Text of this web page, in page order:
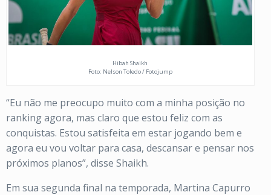
Hibah Shaikh
Foto: Nelson Toledo / Fotojump
“Eu não me preocupo muito com a minha posição no
ranking agora, mas claro que estou feliz com as
conquistas. Estou satisfeita em estar jogando bem e
agora eu vou voltar para casa, descansar e pensar nos
próximos planos”, disse Shaikh.
Em sua segunda final na temporada, Martina Capurro